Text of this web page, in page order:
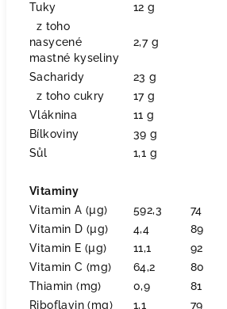
Tuky
12 g
z toho
nasycené
mastné kyseliny
2,7 g
Sacharidy 23 g
z toho cukry
17 g
Vláknina
11 g
Bílkoviny
39 g
Sůl
1,1 g
Vitaminy
Vitamin A (µg)
592,3 74
Vitamin D (µg)
4,4 89
Vitamin E (µg)
11,1 92
Vitamin C (mg)
64,2 80
Thiamin (mg)
0,9 81
Riboflavin (mg)
1,1 79